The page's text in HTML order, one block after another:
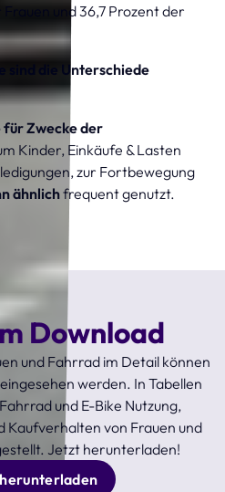
und 36,7 Prozent der
sind die Unterschiede
für Zwecke der
Kinder, Einkäufe & Lasten
zur Fortbewegung
ähnlichfrequent genutzt.
Download
und Fahrrad im Detail können
werden. In Tabellen
und E-Bike Nutzung,
Kaufverhalten von Frauen und
Jetzt herunterladen!